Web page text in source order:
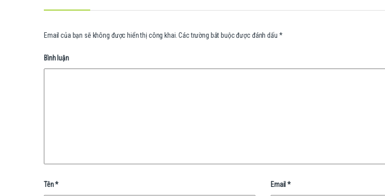
Email của bạn sẽ không được hiển thị công khai. Các trường bắt buộc được đánh dấu *
Bình luận
Tên* Email*